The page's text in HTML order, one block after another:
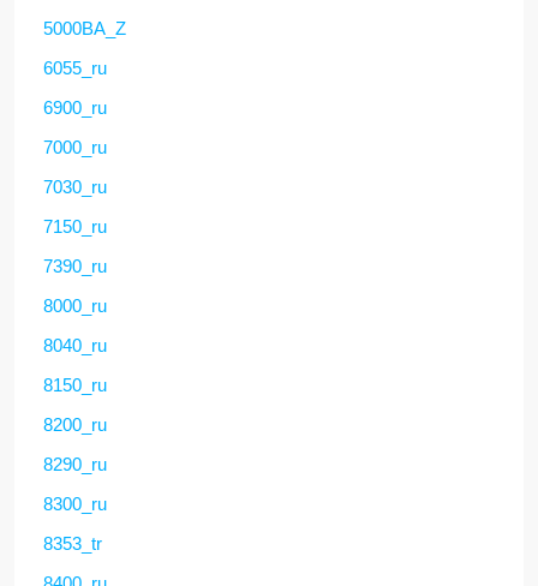
5000BA_Z
6055_ru
6900_ru
7000_ru
7030_ru
7150_ru
7390_ru
8000_ru
8040_ru
8150_ru
8200_ru
8290_ru
8300_ru
8353_tr